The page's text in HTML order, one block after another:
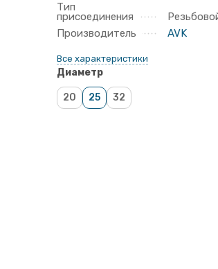
Тип
присоединения
Производитель
AVK
Все характеристики
Диаметр
20 25 32